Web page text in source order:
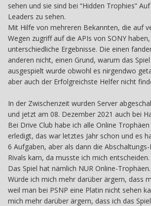
sehen und sie sind bei “Hidden Trophies”
Leaders zu sehen.
Mit Hilfe von mehreren Bekannten, die auf
Wegen zugriff auf die APIs von SONY
unterschiedliche Ergebnisse. Die einen
anderen nicht, einen Grund, warum das
ausgespielt wurde obwohl es nirgendwo
aber auch der Erfolgreichste Helfer nicht
In der Zwischenzeit wurden Server
und jetzt am 08. Dezember 2021 auch bei
Bei Drive Club habe ich alle Online
erledigt, das war letztes Jahr schon und es
6 Aufgaben, aber als dann die
Rivals kam, da musste ich mich entscheiden.
Das Spiel hat nämlich NUR Online-Trophäen.
Würde ich mich mehr darüber ärgern, dass
weil man bei PSNP eine Platin nicht sehen
mich mehr darüber ärgern, dass ich das